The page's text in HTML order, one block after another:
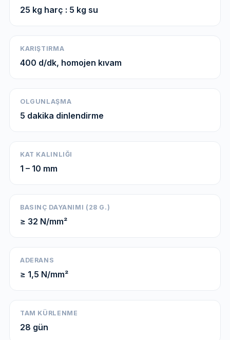
25 kg harç : 5 kg su
KARIŞTIRMA
400 d/dk, homojen kıvam
OLGUNLAŞMA
5 dakika dinlendirme
KAT KALINLIĞI
1 – 10 mm
BASINÇ DAYANIMI (28 G.)
≥ 32 N/mm²
ADERANS
≥ 1,5 N/mm²
TAM KÜRLENME
28 gün